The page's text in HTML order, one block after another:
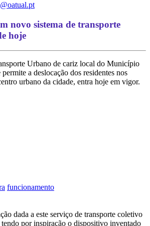
novo sistema de transporte
hoje
Urbano de cariz local do Município
a deslocação dos residentes nos
urbano da cidade, entra hoje em vigor.
funcionamento
dada a este serviço de transporte coletivo
por inspiração o dispositivo inventado